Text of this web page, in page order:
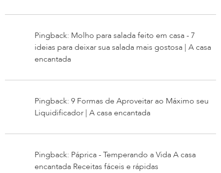
Pingback: Molho para salada feito em casa - 7
ideias para deixar sua salada mais gostosa | A casa
encantada
Pingback: 9 Formas de Aproveitar ao Máximo seu
Liquidificador | A casa encantada
Pingback: Páprica - Temperando a Vida A casa
encantada Receitas fáceis e rápidas